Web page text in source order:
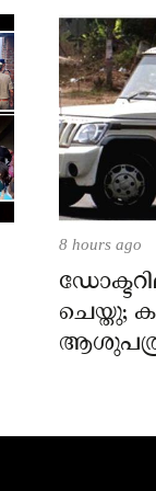
8 hours ago
ചെയ്തു;